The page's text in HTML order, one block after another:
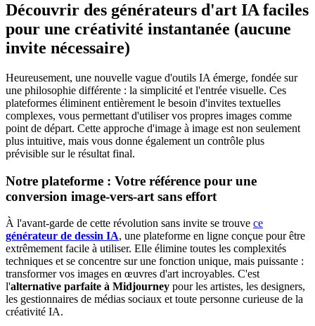
Découvrir des générateurs d'art IA faciles
pour une créativité instantanée (aucune
invite nécessaire)
Heureusement, une nouvelle vague d'outils IA émerge, fondée sur
une philosophie différente : la simplicité et l'entrée visuelle. Ces
plateformes éliminent entièrement le besoin d'invites textuelles
complexes, vous permettant d'utiliser vos propres images comme
point de départ. Cette approche d'image à image est non seulement
plus intuitive, mais vous donne également un contrôle plus
prévisible sur le résultat final.
Notre plateforme : Votre référence pour une
conversion image-vers-art sans effort
À l'avant-garde de cette révolution sans invite se trouve ce
générateur de dessin IA, une plateforme en ligne conçue pour être
extrêmement facile à utiliser. Elle élimine toutes les complexités
techniques et se concentre sur une fonction unique, mais puissante :
transformer vos images en œuvres d'art incroyables. C'est
l'alternative parfaite à Midjourney pour les artistes, les designers,
les gestionnaires de médias sociaux et toute personne curieuse de la
créativité IA.